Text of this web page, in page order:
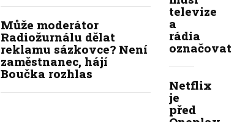
Může moderátor
Radiožurnálu dělat
reklamu sázkovce? Není
zaměstnanec, hájí
Boučka rozhlas
televize
a
rádia
označovat
Netflix
je
před